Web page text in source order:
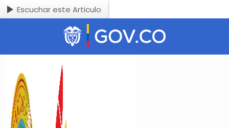
Escuchar este Articulo